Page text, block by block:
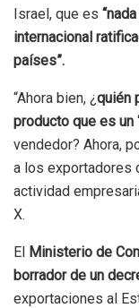
Israel, que es
internacional
países”.
“Ahora bien, ¿quién
producto que es un
vendedor? Ahora,
a los exportadores
actividad
X.
El Ministerio de
borrador de un
exportaciones al